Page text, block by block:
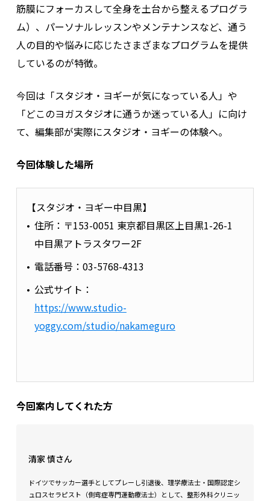
筋膜にフォーカスして全身を土台から整えるプログラ
ム）、パーソナルレッスンやメンテナンスなど、通う
人の目的や悩みに応じたさまざまなプログラムを提供
しているのが特徴。
今回は「スタジオ・ヨギーが気になっている人」や
「どこのヨガスタジオに通うか迷っている人」に向け
て、編集部が実際にスタジオ・ヨギーの体験へ。
今回体験した場所
【スタジオ・ヨギー中目黒】
住所：〒153-0051 東京都目黒区上目黒1-26-1
中目黒アトラスタワー2F
電話番号：03-5768-4313
公式サイト：
https://www.studio-
yoggy.com/studio/nakameguro
今回案内してくれた方
清家 慎さん
ドイツでサッカー選手としてプレーし引退後、理学療法士・国際認定シ
ュロスセラピスト（側弯症専門運動療法士）として、整形外科クリニッ